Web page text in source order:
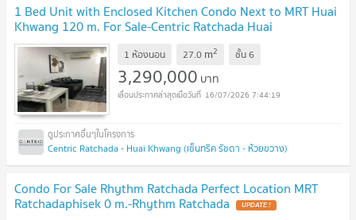
1 Bed Unit with Enclosed Kitchen Condo Next to MRT Huai
Khwang 120 m. For Sale-Centric Ratchada Huai
Khwang UPDATE !
1 ห้องนอน 27.0 m2 ชั้น6
3,290,000 บาท
16/07/2026 7:44:19
Centric Ratchada - Huai Khwang (เซ็นทริค รัชดา - ห้วยขวาง)
Condo For Sale Rhythm Ratchada Perfect Location MRT
Ratchadaphisek 0 m.-Rhythm Ratchada UPDATE !